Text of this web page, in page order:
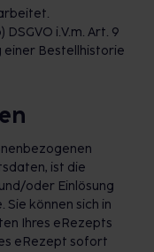
i.V.m. Art. 9
einer Bestellhistorie
ist die
oder Einlösung
können sich in
Ihres eRezepts
eRezept sofort